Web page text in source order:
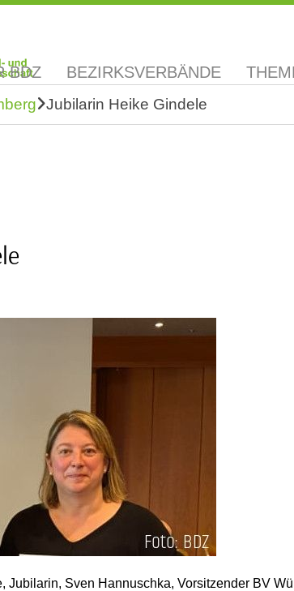
BDZ BEZIRKSVERBÄNDE
Jubilarin Heike Gindele
Jubilarin, Sven Hannuschka, Vorsitzender BV